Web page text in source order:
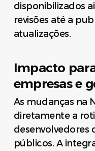
disponibilizados
revisões até a
atualizações.
Impacto
empresas e
As mudanças na
diretamente a
desenvolvedores
públicos. A